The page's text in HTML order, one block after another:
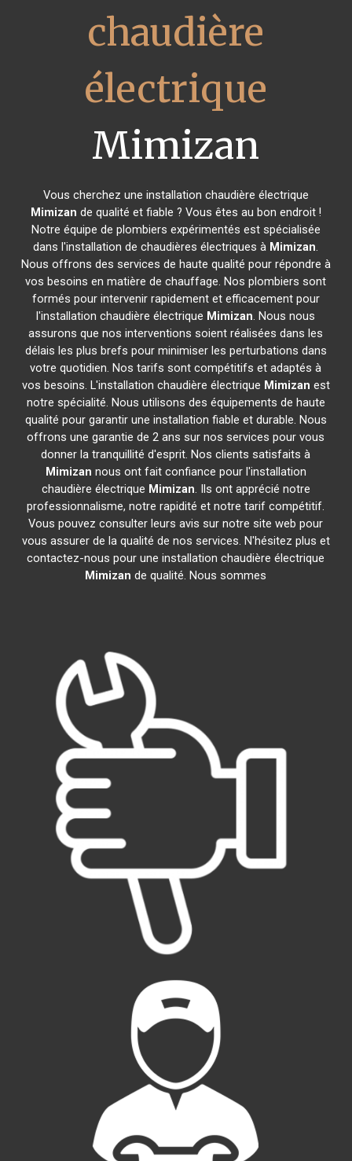
chaudière
électrique
Mimizan
Vous cherchez une installation chaudière électrique
Mimizan de qualité et fiable ? Vous êtes au bon endroit !
Notre équipe de plombiers expérimentés est spécialisée
dans l'installation de chaudières électriques à Mimizan.
Nous offrons des services de haute qualité pour répondre à
vos besoins en matière de chauffage. Nos plombiers sont
formés pour intervenir rapidement et efficacement pour
l'installation chaudière électrique Mimizan. Nous nous
assurons que nos interventions soient réalisées dans les
délais les plus brefs pour minimiser les perturbations dans
votre quotidien. Nos tarifs sont compétitifs et adaptés à
vos besoins. L'installation chaudière électrique Mimizan est
notre spécialité. Nous utilisons des équipements de haute
qualité pour garantir une installation fiable et durable. Nous
offrons une garantie de 2 ans sur nos services pour vous
donner la tranquillité d'esprit. Nos clients satisfaits à
Mimizan nous ont fait confiance pour l'installation
chaudière électrique Mimizan. Ils ont apprécié notre
professionnalisme, notre rapidité et notre tarif compétitif.
Vous pouvez consulter leurs avis sur notre site web pour
vous assurer de la qualité de nos services. N'hésitez plus et
contactez-nous pour une installation chaudière électrique
Mimizan de qualité. Nous sommes